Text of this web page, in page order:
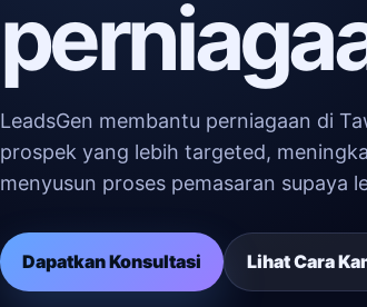
LeadsGen membantu perniagaan di
prospek yang lebih targeted,
menyusun proses pemasaran supaya
Dapatkan Konsultasi Lihat Cara